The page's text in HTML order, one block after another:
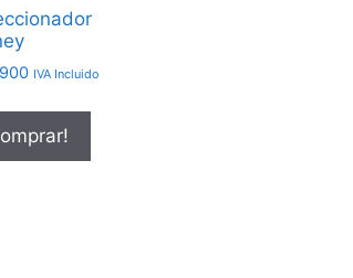
IVA Incluido